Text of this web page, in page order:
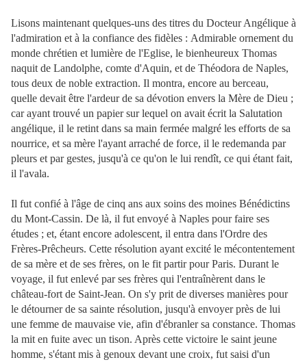
Lisons maintenant quelques-uns des titres du Docteur Angélique à
l'admiration et à la confiance des fidèles : Admirable ornement du
monde chrétien et lumière de l'Eglise, le bienheureux Thomas
naquit de Landolphe, comte d'Aquin, et de Théodora de Naples,
tous deux de noble extraction. Il montra, encore au berceau,
quelle devait être l'ardeur de sa dévotion envers la Mère de Dieu ;
car ayant trouvé un papier sur lequel on avait écrit la Salutation
angélique, il le retint dans sa main fermée malgré les efforts de sa
nourrice, et sa mère l'ayant arraché de force, il le redemanda par
pleurs et par gestes, jusqu'à ce qu'on le lui rendît, ce qui étant fait,
il l'avala.
Il fut confié à l'âge de cinq ans aux soins des moines Bénédictins
du Mont-Cassin. De là, il fut envoyé à Naples pour faire ses
études ; et, étant encore adolescent, il entra dans l'Ordre des
Frères-Prêcheurs. Cette résolution ayant excité le mécontentement
de sa mère et de ses frères, on le fit partir pour Paris. Durant le
voyage, il fut enlevé par ses frères qui l'entraînèrent dans le
château-fort de Saint-Jean. On s'y prit de diverses manières pour
le détourner de sa sainte résolution, jusqu'à envoyer près de lui
une femme de mauvaise vie, afin d'ébranler sa constance. Thomas
la mit en fuite avec un tison. Après cette victoire le saint jeune
homme, s'étant mis à genoux devant une croix, fut saisi d'un